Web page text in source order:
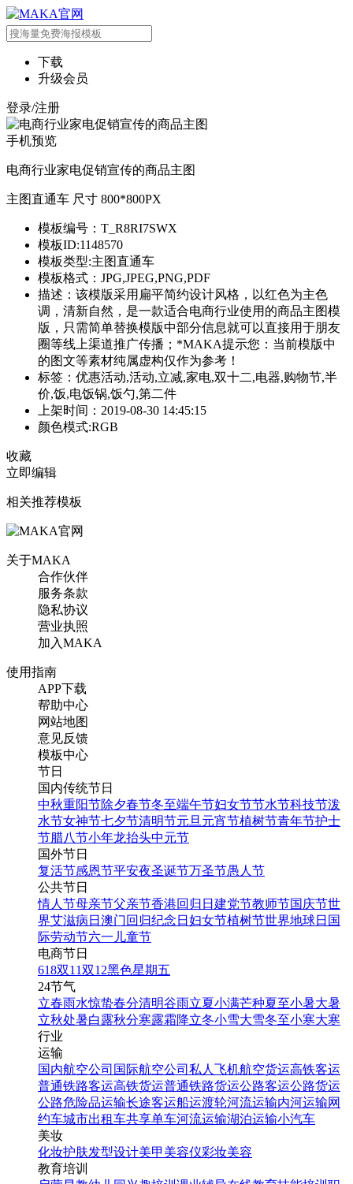
下载
升级会员
登录/注册
手机预览
电商行业家电促销宣传的商品主图
主图直通车 尺寸 800*800PX
模板编号：T_R8RI7SWX
模板ID:1148570
模板类型:主图直通车
模板格式：JPG,JPEG,PNG,PDF
描述：该模版采用扁平简约设计风格，以红色为主色
调，清新自然，是一款适合电商行业使用的商品主图模
版，只需简单替换模版中部分信息就可以直接用于朋友
圈等线上渠道推广传播；*MAKA提示您：当前模版中
的图文等素材纯属虚构仅作为参考！
标签：优惠活动,活动,立减,家电,双十二,电器,购物节,半
价,饭,电饭锅,饭勺,第二件
上架时间：2019-08-30 14:45:15
颜色模式:RGB
收藏
立即编辑
相关推荐模板
关于MAKA
合作伙伴
服务条款
隐私协议
营业执照
加入MAKA
使用指南
APP下载
帮助中心
网站地图
意见反馈
模板中心
节日
国内传统节日
中秋重阳节除夕春节冬至端午节妇女节节水节科技节泼
水节女神节七夕节清明节元旦 元宵节植树节青年节护士
节腊八节小年龙抬头中元节
国外节日
复活节感恩节平安夜圣诞节万圣节愚人节
公共节日
情人节母亲节父亲节香港回归日 建党节教师节国庆节世
界艾滋病日 澳门回归纪念日 妇女节植树节世界地球日 国
际劳动节六一儿童节
电商节日
618双11双12黑色星期五
24节气
立春雨水惊蛰春分清明谷雨立夏小满芒种夏至小暑大暑
立秋处暑白露秋分寒露霜降立冬小雪大雪冬至小寒大寒
行业
运输
国内航空公司 国际航空公司 私人飞机航空货运高铁客运
普通铁路客运高铁货运普通铁路货运公路客运公路货运
公路危险品运输长途客运船运渡轮河流运输内河运输网
约车城市出租车共享单车河流运输湖泊运输小汽车
美妆
化妆护肤发型设计美甲 美容仪彩妆美容
教育培训